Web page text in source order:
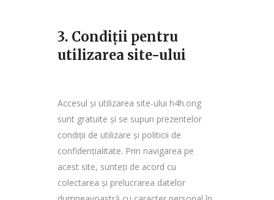
3. Condiții pentru
utilizarea site-ului
Accesul și utilizarea site-ului h4h.ong
sunt gratuite și se supun prezentelor
condiții de utilizare și politicii de
confidențialitate. Prin navigarea pe
acest site, sunteți de acord cu
colectarea și prelucrarea datelor